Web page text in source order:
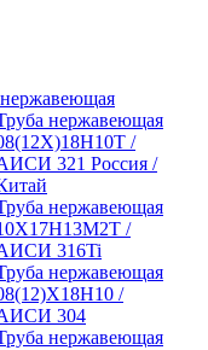
нержавеющая
/
321 Россия /
нержавеющая
/
316Ti
нержавеющая
/
304
нержавеющая